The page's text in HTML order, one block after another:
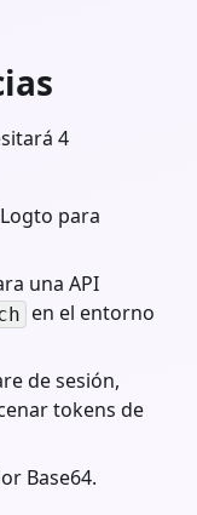
4
para
una API
en el entorno
de sesión,
tokens de
Base64.